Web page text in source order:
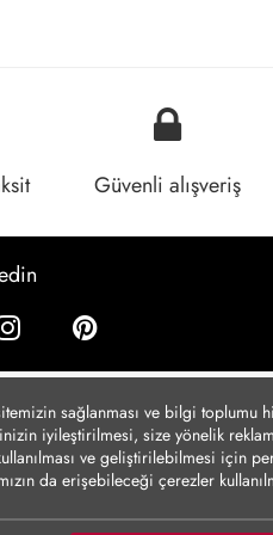
sağlanması ve bilgi toplumu
iyileştirilmesi, size yönelik
ve geliştirilebilmesi için
da erişebileceği çerezler
altında sunulmakta olup,
Güvenli alışveriş